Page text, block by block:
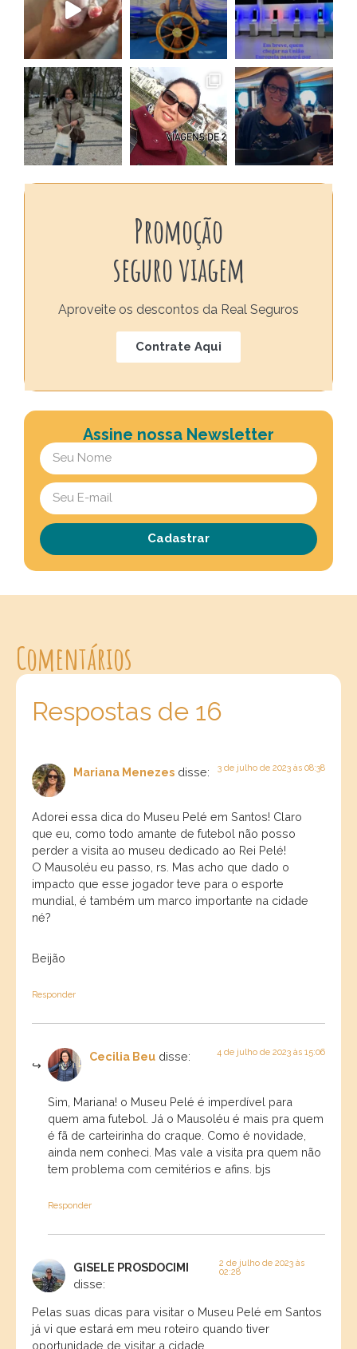
Promoção
seguro viagem
Aproveite os descontos da Real Seguros
Contrate Aqui
Assine nossa Newsletter
Cadastrar
Comentários
Respostas de 16
Mariana Menezes disse: 3 de julho de 2023 às 08:38
Adorei essa dica do Museu Pelé em Santos! Claro
que eu, como todo amante de futebol não posso
perder a visita ao museu dedicado ao Rei Pelé!
O Mausoléu eu passo, rs. Mas acho que dado o
impacto que esse jogador teve para o esporte
mundial, é também um marco importante na cidade
né?
Beijão
Responder
Cecilia Beu disse: 4 de julho de 2023 às 15:06
Sim, Mariana! o Museu Pelé é imperdível para
quem ama futebol. Já o Mausoléu é mais pra quem
é fã de carteirinha do craque. Como é novidade,
ainda nem conheci. Mas vale a visita pra quem não
tem problema com cemitérios e afins. bjs
Responder
GISELE PROSDOCIMI
disse:
2 de julho de 2023 às
02:28
Pelas suas dicas para visitar o Museu Pelé em Santos
já vi que estará em meu roteiro quando tiver
oportunidade de visitar a cidade.